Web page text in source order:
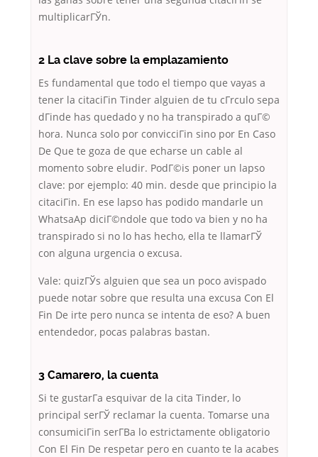
multiplicarГЎn.
2 La clave sobre la emplazamiento
Es fundamental que todo el tiempo que vayas a
tener la citaciГіn Tinder alguien de tu cГ­rculo sepa
dГіnde has quedado y no ha transpirado a quГ©
hora. Nunca solo por convicciГіn sino por En Caso
De Que te goza de que echarse un cable al
momento sobre eludir. PodГ©is poner un lapso
clave: por ejemplo: 40 min. desde que principio la
citaciГіn. En ese lapso has podido mandarle un
WhatsaAp diciГ©ndole que todo va bien y no ha
transpirado si no lo has hecho, ella te llamarГЎ
con alguna urgencia o excusa.
Vale: quizГЎs alguien que sea un poco avispado
puede notar sobre que resulta una excusa Con El
Fin De irte pero nunca se intenta de eso? A buen
entendedor, pocas palabras bastan.
3 Camarero, la cuenta
Si te gustarГ­a esquivar de la cita Tinder, lo
principal serГЎ reclamar la cuenta. Tomarse una
consumiciГіn serГ­В­a lo estrictamente obligatorio
Con El Fin De respetar pero en cuanto te la acabes